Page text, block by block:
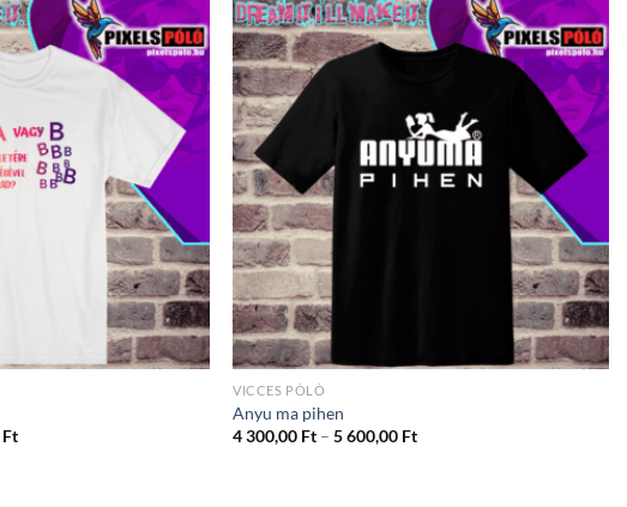
FtÁrtartomány:
VICCES PÓLÓ
Anyu ma pihen
4 300,00 Ft – 5 600,00 FtÁrtartomány: